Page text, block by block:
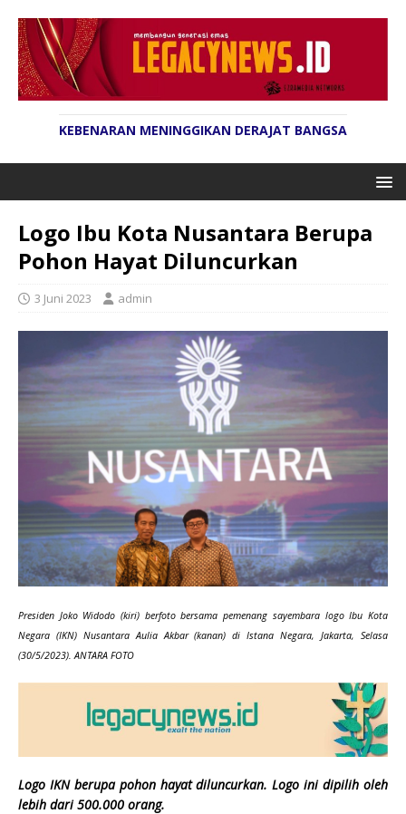
KEBENARAN MENINGGIKAN DERAJAT BANGSA
Logo Ibu Kota Nusantara Berupa
Pohon Hayat Diluncurkan
3 Juni 2023 admin
Presiden Joko Widodo (kiri) berfoto bersama pemenang sayembara logo Ibu Kota
Negara (IKN) Nusantara Aulia Akbar (kanan) di Istana Negara, Jakarta, Selasa
(30/5/2023). ANTARA FOTO
Logo IKN berupa pohon hayat diluncurkan. Logo ini dipilih oleh
lebih dari 500.000 orang.